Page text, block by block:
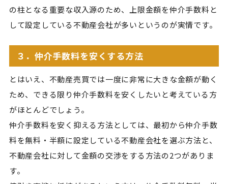
の柱となる重要な収入源のため、上限金額を仲介手数料と
して設定している不動産会社が多いというのが実情です。
３．仲介手数料を安くする方法
とはいえ、不動産売買では一度に非常に大きな金額が動く
ため、できる限り仲介手数料を安くしたいと考えている方
がほとんどでしょう。
仲介手数料を安く抑える方法としては、最初から仲介手数
料を無料・半額に設定している不動産会社を選ぶ方法と、
不動産会社に対して金額の交渉をする方法の2つがありま
す。